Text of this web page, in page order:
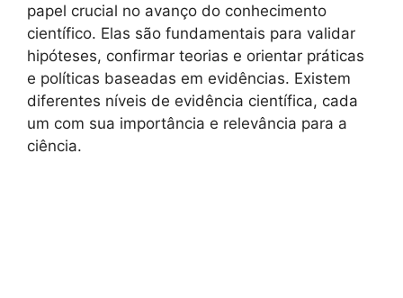
papel crucial no avanço do conhecimento
científico. Elas são fundamentais para validar
hipóteses, confirmar teorias e orientar práticas
e políticas baseadas em evidências. Existem
diferentes níveis de evidência científica, cada
um com sua importância e relevância para a
ciência.